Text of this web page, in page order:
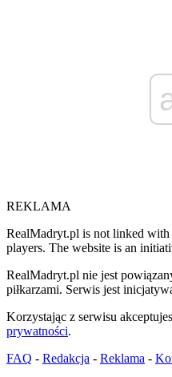
REKLAMA
RealMadryt.pl is not linked
players. The website is an
RealMadryt.pl nie jest
piłkarzami. Serwis jest
Korzystając z serwisu
prywatności.
FAQ - Redakcja - Reklama -